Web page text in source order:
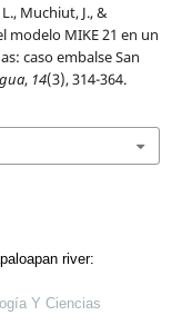
Muchiut, J., &
modelo MIKE 21 en un
caso embalse San
, 14(3), 314-364.
river:
Y Ciencias